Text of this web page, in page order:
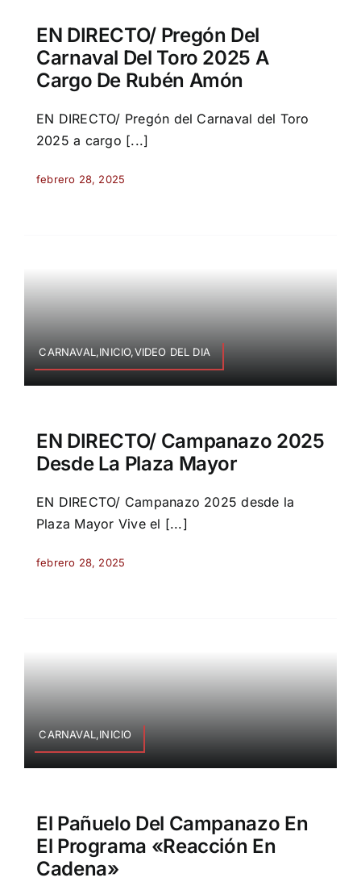
EN DIRECTO/ Pregón Del
Carnaval Del Toro 2025 A
Cargo De Rubén Amón
EN DIRECTO/ Pregón del Carnaval del Toro
2025 a cargo [...]
febrero 28, 2025
CARNAVAL,INICIO,VIDEO DEL DIA
EN DIRECTO/ Campanazo 2025
Desde La Plaza Mayor
EN DIRECTO/ Campanazo 2025 desde la
Plaza Mayor Vive el [...]
febrero 28, 2025
CARNAVAL,INICIO
El Pañuelo Del Campanazo En
El Programa «Reacción En
Cadena»